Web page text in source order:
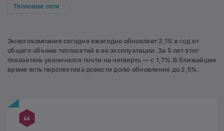
Тепловые сети
Энергокомпания сегодня ежегодно обновляет 2,1% в год от
общего объема теплосетей в ее эксплуатации. За 5 лет этот
показатель увеличился почти на четверть — с 1,7%. В ближайшее
время есть перспектива довести долю обновления до 2,5%.